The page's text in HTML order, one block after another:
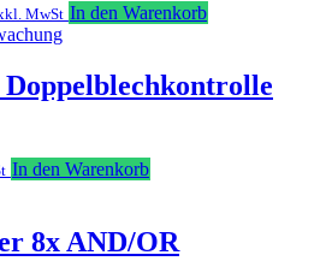
€.
MwSt In den Warenkorb
In den Warenkorb
8x AND/OR